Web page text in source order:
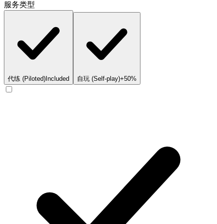
服务类型
代练 (Piloted) Included 自玩 (Self-play)+50%